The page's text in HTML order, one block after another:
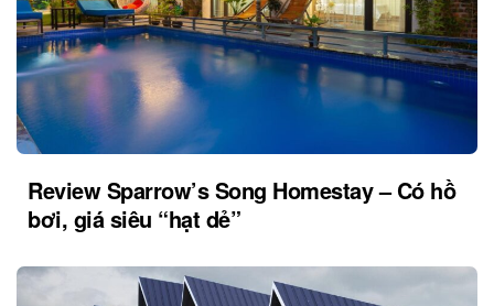
Review Sparrow’s Song Homestay – Có hồ
bơi, giá siêu “hạt dẻ”